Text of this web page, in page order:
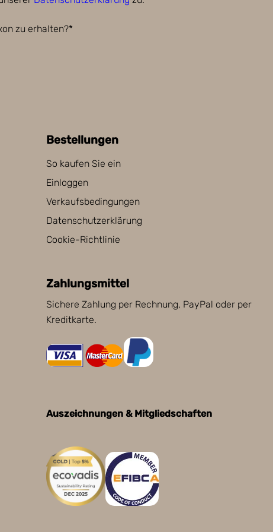
zu erhalten?*
Bestellungen
So kaufen Sie ein
Einloggen
Verkaufsbedingungen
Datenschutzerklärung
Cookie-Richtlinie
Zahlungsmittel
Sichere Zahlung per Rechnung, PayPal oder per
Kreditkarte.
Auszeichnungen & Mitgliedschaften